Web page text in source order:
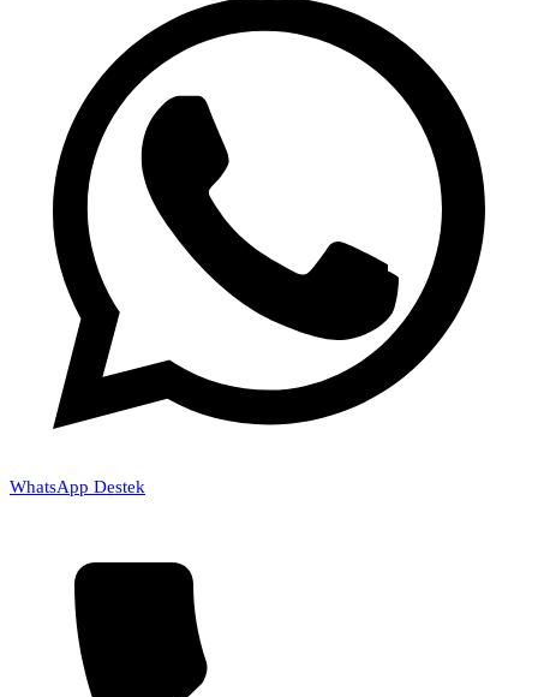
WhatsApp Destek